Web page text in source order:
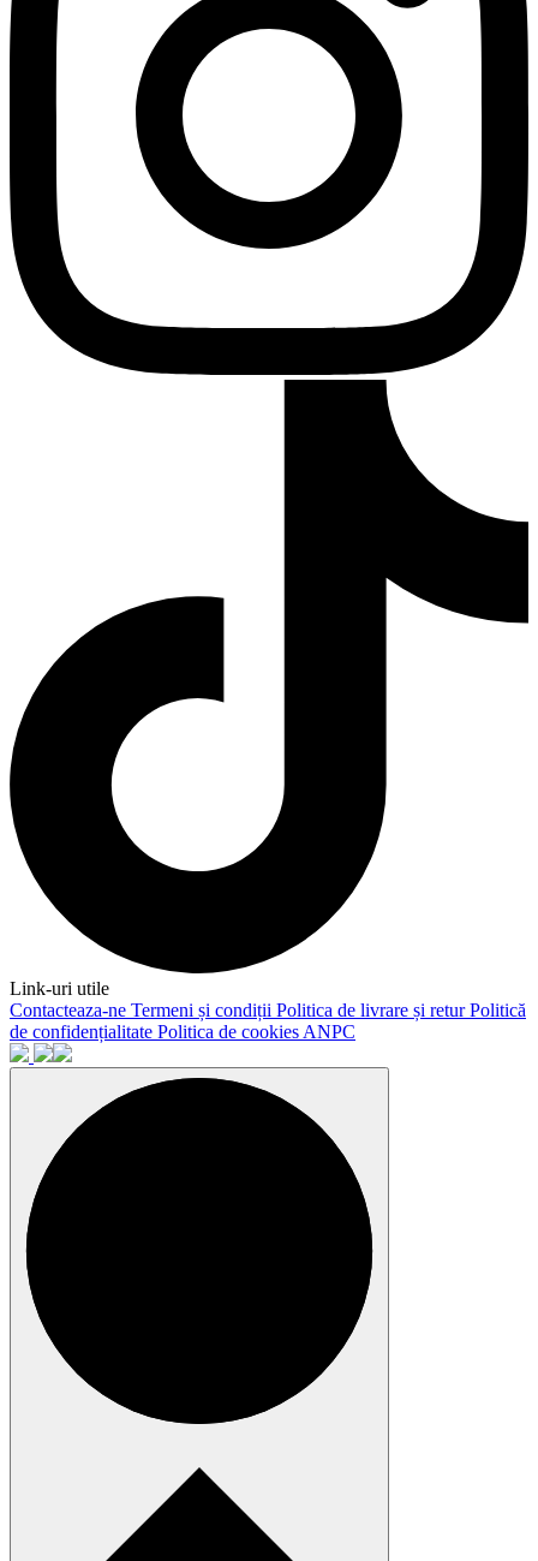
Link-uri utile
Contacteaza-ne Termeni și condiții Politica de livrare și returPolitică
de confidențialitate Politica de cookies ANPC